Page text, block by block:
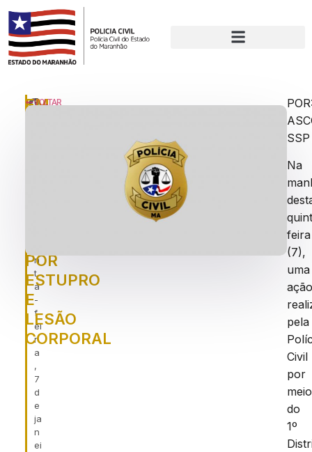
P
n
t
a
-
f
ei
r
a
,
7
d
e
ja
n
ei
EM
POR
ESTUPRO
E
LESÃO
CORPORAL
VOLTAR
SSP
Na
feira
(7),
uma
pela
Civil
por
meio
do
1º